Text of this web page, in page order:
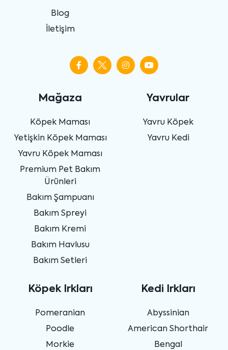
Blog
İletişim
Mağaza
Köpek Maması
Yetişkin Köpek Maması
Yavru Köpek Maması
Premium Pet Bakım
Ürünleri
Bakım Şampuanı
Bakım Spreyi
Bakım Kremi
Bakım Havlusu
Bakım Setleri
Yavrular
Yavru Köpek
Yavru Kedi
Köpek Irkları
Pomeranian
Poodle
Morkie
Kedi Irkları
Abyssinian
American Shorthair
Bengal